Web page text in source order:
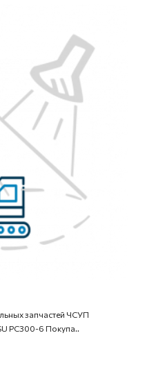
запчастей ЧСУП
PC300-6 Покупа..